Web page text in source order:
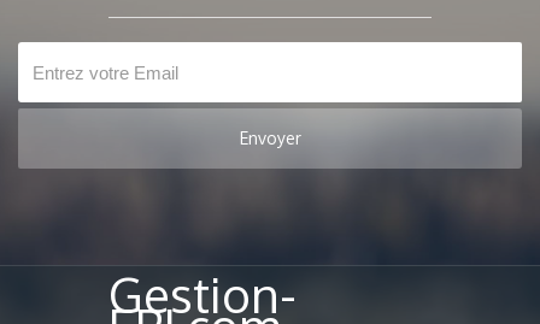
Gestion-